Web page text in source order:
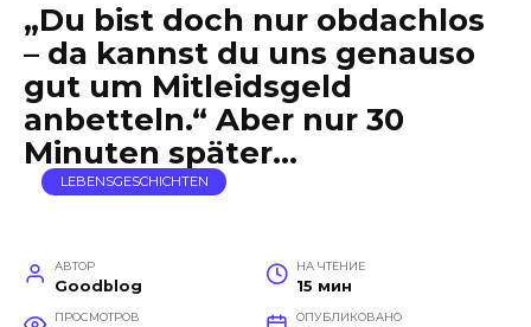
„Du bist doch nur obdachlos
– da kannst du uns genauso
gut um Mitleidsgeld
anbetteln.“ Aber nur 30
Minuten später…
LEBENSGESCHICHTEN
АВТОР
Goodblog
НА ЧТЕНИЕ
15 мин
ПРОСМОТРОВ ОПУБЛИКОВАНО